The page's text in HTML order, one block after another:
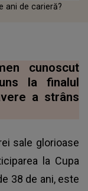
ani de carieră?
cunoscut
la finalul
a strâns
sale glorioase
la Cupa
38 de ani, este